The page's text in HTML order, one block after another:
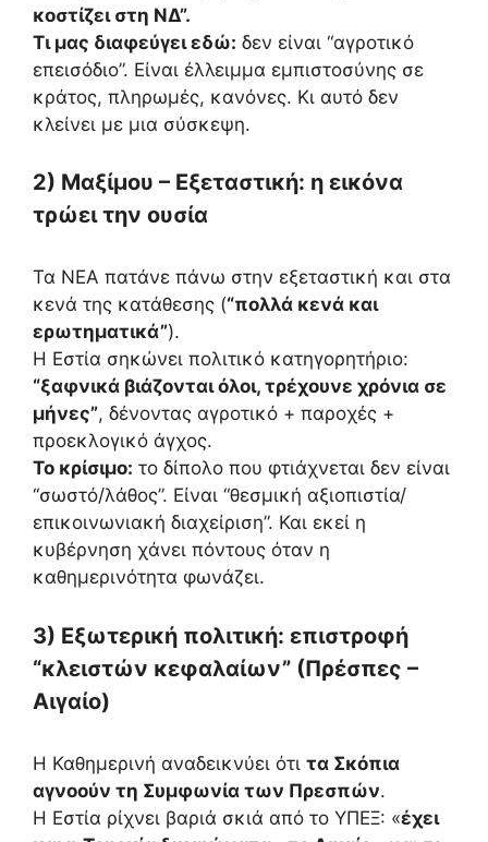
κοστίζει στη ΝΔ”.
Τι μας διαφεύγει εδώ: δεν είναι “αγροτικό
επεισόδιο”. Είναι έλλειμμα εμπιστοσύνης σε
κράτος, πληρωμές, κανόνες. Κι αυτό δεν
κλείνει με μια σύσκεψη.
2) Μαξίμου – Εξεταστική: η εικόνα
τρώει την ουσία
Τα ΝΕΑ πατάνε πάνω στην εξεταστική και στα
κενά της κατάθεσης (“πολλά κενά και
ερωτηματικά”).
Η Εστία σηκώνει πολιτικό κατηγορητήριο:
“ξαφνικά βιάζονται όλοι, τρέχουνε χρόνια σε
μήνες”, δένοντας αγροτικό + παροχές +
προεκλογικό άγχος.
Το κρίσιμο: το δίπολο που φτιάχνεται δεν είναι
“σωστό/λάθος”. Είναι “θεσμική αξιοπιστία/
επικοινωνιακή διαχείριση”. Και εκεί η
κυβέρνηση χάνει πόντους όταν η
καθημερινότητα φωνάζει.
3) Εξωτερική πολιτική: επιστροφή
“κλειστών κεφαλαίων” (Πρέσπες –
Αιγαίο)
Η Καθημερινή αναδεικνύει ότι τα Σκόπια
αγνοούν τη Συμφωνία των Πρεσπών.
Η Εστία ρίχνει βαριά σκιά από το ΥΠΕΞ: «έχει